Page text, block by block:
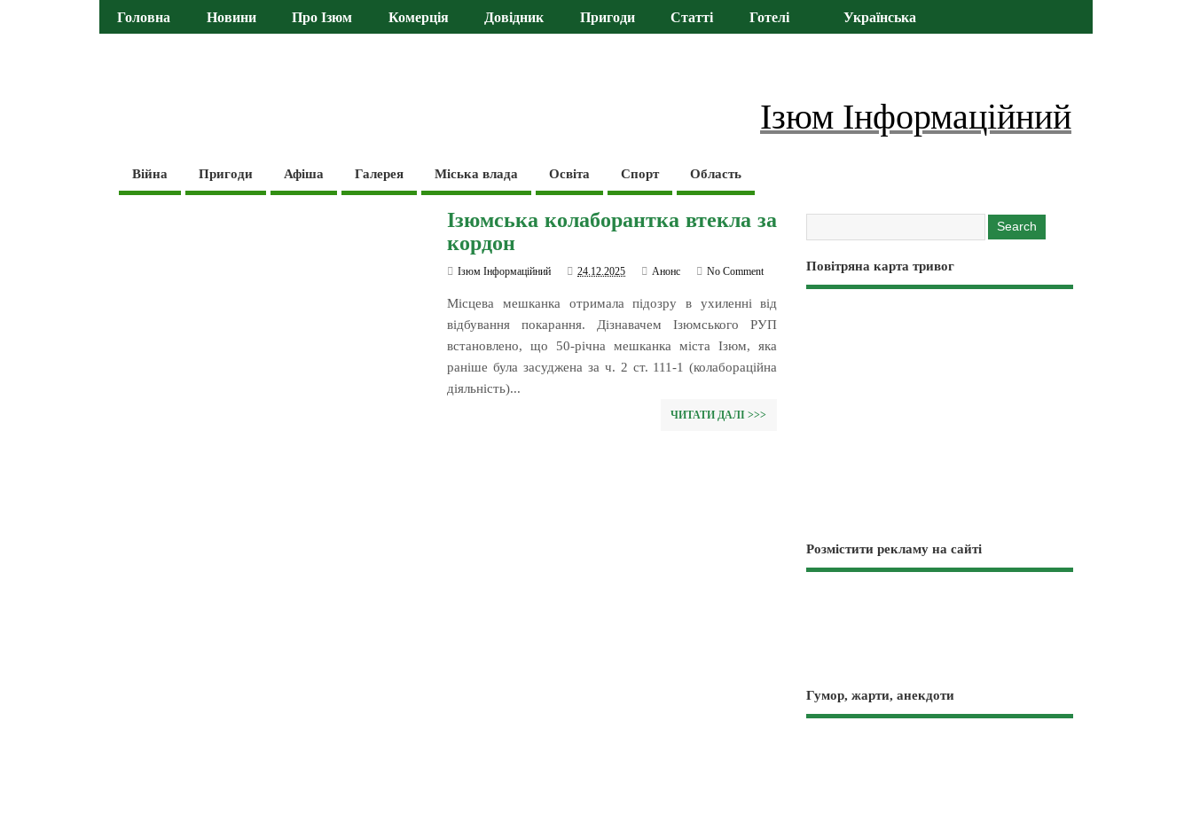
Головна Новини Про Ізюм Комерція Довідник Пригоди Статті Готелі Українська
Ізюм Інформаційний
Війна Пригоди Афіша Галерея Міська влада Освіта Спорт Область
Ізюмська колаборантка втекла за
кордон
Ізюм Інформаційний 24.12.2025 Анонс No Comment
Місцева мешканка отримала підозру в ухиленні від
відбування покарання. Дізнавачем Ізюмського РУП
встановлено, що 50-річна мешканка міста Ізюм, яка
раніше була засуджена за ч. 2 ст. 111-1 (колабораційна
діяльність)...
ЧИТАТИ ДАЛІ >>>
Повітряна карта тривог
Розмістити рекламу на сайті
Гумор, жарти, анекдоти